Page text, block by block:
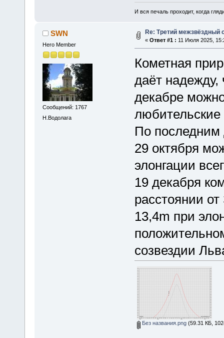
И вся печаль проходит, когда
SWN
Hero Member
Сообщений: 1767
Н.Водолага
Re: Третий межзвёздный
« Ответ #1 : 11 Июля 2025,
Кометная
даёт надежду,
декабре
любительские
По последним
29 октября
элонгации
19 декабря
расстоянии
13,4m при
созвездии
Без названия.png(59.31 КБ,